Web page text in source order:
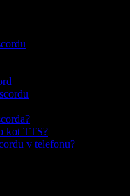
kot TTS?
v telefonu?